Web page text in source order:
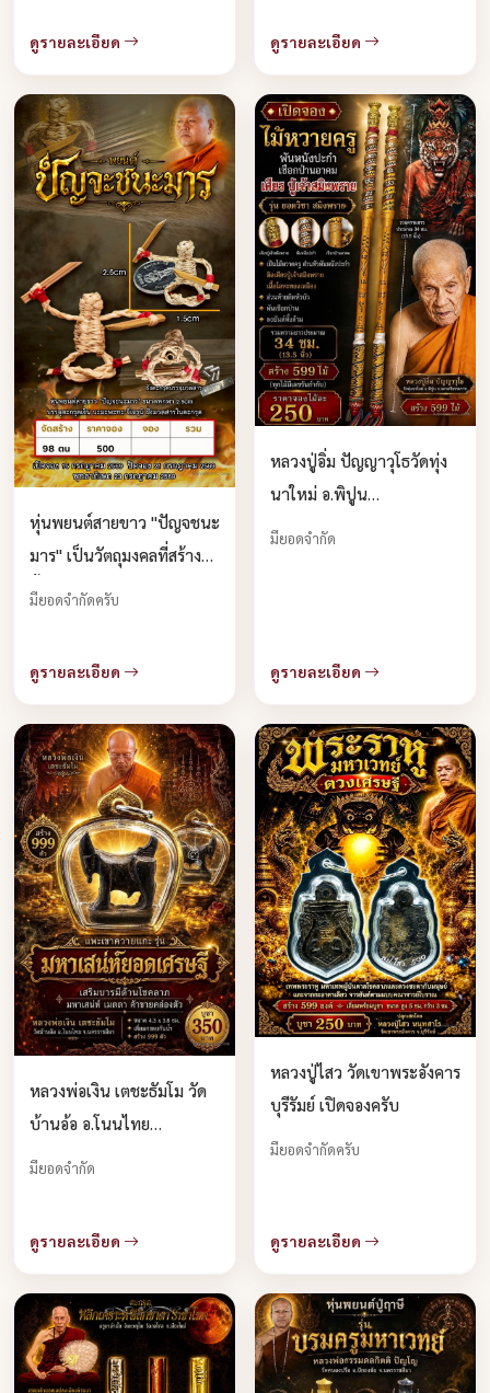
ดูรายละเอียด ดูรายละเอียด
หุ่นพยนต์สายขาว "ปัญจชนะ
มาร" เป็นวัตถุมงคลที่สร้าง
ขึ้นตามตำราวิชา จองครับ
มียอดจำกัดครับ
ดูรายละเอียด
หลวงปู่อิ่ม ปัญญาวุโธวัดทุ่ง
นาใหม่ อ.พิปูน
จ.นครศรีธรรมราชจองครับ
มียอดจำกัด
ดูรายละเอียด
หลวงพ่อเงิน เตชะธัมโม วัด
บ้านอ้อ อ.โนนไทย
จ.นครราชสีมา จองครับ
มียอดจำกัด
ดูรายละเอียด
หลวงปู่ไสว วัดเขาพระอังคาร
บุรีรัมย์ เปิดจองครับ
มียอดจำกัดครับ
ดูรายละเอียด